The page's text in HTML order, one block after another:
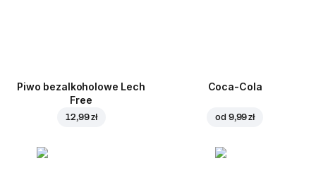
Piwo bezalkoholowe Lech
Free
12,99 zł
Coca-Cola
od 9,99 zł